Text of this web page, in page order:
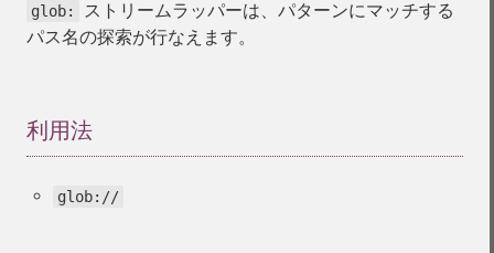
glob:
ストリームラッパーは、パターンにマッチする
パス名の探索が行なえます。
利用法
glob://